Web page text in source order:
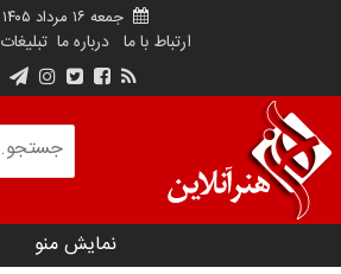
جمعه ۱۶ مرداد ۱۴۰۵
ارتباط با ما درباره ما تبلیغات
نمایش منو